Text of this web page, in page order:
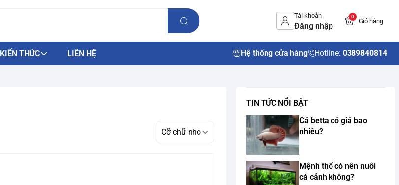
Tài khoản
Đăng nhập
0
Giỏ hàng
KIẾN THỨC LIÊN HỆ Hệ thống cửa hàng Hotline: 0389840814
TIN TỨC NỔI BẬT
Cá betta có giá bao
nhiêu?
Mệnh thổ có nên nuôi
cá cảnh không?